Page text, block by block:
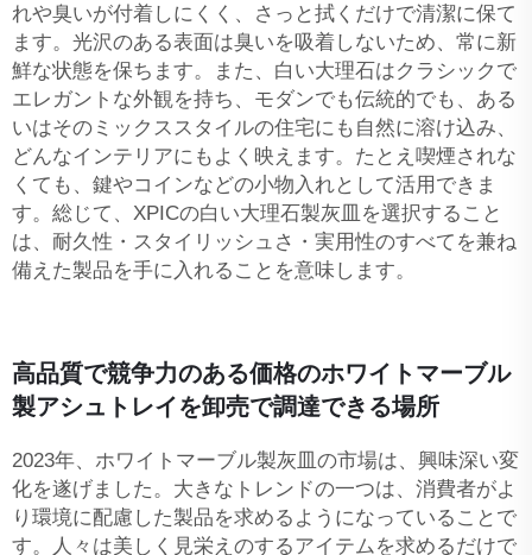
れや臭いが付着しにくく、さっと拭くだけで清潔に保て
ます。光沢のある表面は臭いを吸着しないため、常に新
鮮な状態を保ちます。また、白い大理石はクラシックで
エレガントな外観を持ち、モダンでも伝統的でも、ある
いはそのミックススタイルの住宅にも自然に溶け込み、
どんなインテリアにもよく映えます。たとえ喫煙されな
くても、鍵やコインなどの小物入れとして活用できま
す。総じて、XPICの白い大理石製灰皿を選択すること
は、耐久性・スタイリッシュさ・実用性のすべてを兼ね
備えた製品を手に入れることを意味します。
高品質で競争力のある価格のホワイトマーブル
製アシュトレイを卸売で調達できる場所
2023年、ホワイトマーブル製灰皿の市場は、興味深い変
化を遂げました。大きなトレンドの一つは、消費者がよ
り環境に配慮した製品を求めるようになっていることで
す。人々は美しく見栄えのするアイテムを求めるだけで